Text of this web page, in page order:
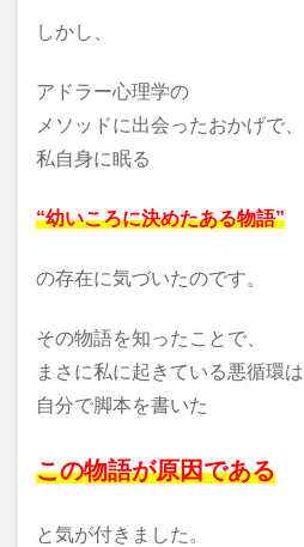
しかし、
アドラー心理学の
メソッドに出会ったおかげで、
私自身に眠る
“幼いころに決めたある物語”
の存在に気づいたのです。
その物語を知ったことで、
まさに私に起きている悪循環は
自分で脚本を書いた
この物語が原因である
と気が付きました。